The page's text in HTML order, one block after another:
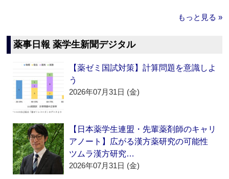
もっと見る »
薬事日報 薬学生新聞デジタル
【薬ゼミ国試対策】計算問題を意識しよ
う
2026年07月31日 (金)
【日本薬学生連盟・先輩薬剤師のキャリ
アノート】広がる漢方薬研究の可能性
ツムラ漢方研究…
2026年07月31日 (金)